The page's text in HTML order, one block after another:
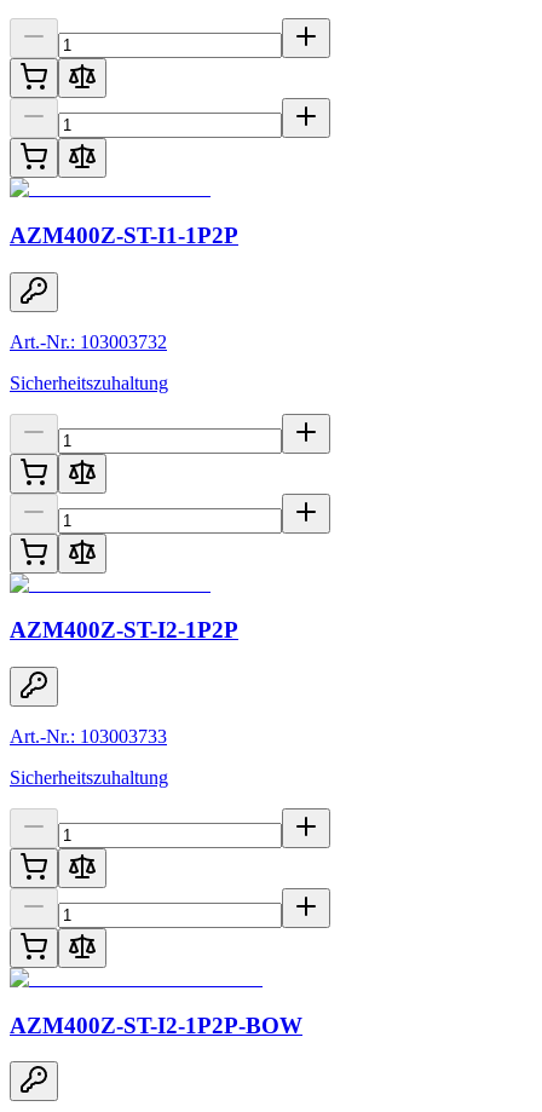
AZM400Z-ST-I1-1P2P
Art.-Nr.: 103003732
Sicherheitszuhaltung
AZM400Z-ST-I2-1P2P
Art.-Nr.: 103003733
Sicherheitszuhaltung
AZM400Z-ST-I2-1P2P-BOW